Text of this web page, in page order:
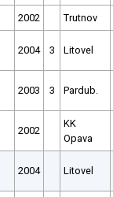
2002 Trutnov
2004 3 Litovel
2003 3 Pardub.
2002
KK
Opava
2004 Litovel